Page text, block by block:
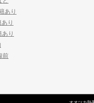
あり
り
り
前